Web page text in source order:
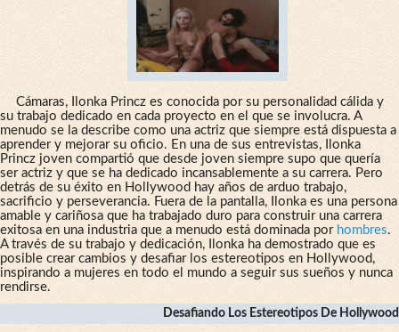
Cámaras, Ilonka Princz es conocida por su personalidad cálida y
su trabajo dedicado en cada proyecto en el que se involucra. A
menudo se la describe como una actriz que siempre está dispuesta a
aprender y mejorar su oficio. En una de sus entrevistas, Ilonka
Princz joven compartió que desde joven siempre supo que quería
ser actriz y que se ha dedicado incansablemente a su carrera. Pero
detrás de su éxito en Hollywood hay años de arduo trabajo,
sacrificio y perseverancia. Fuera de la pantalla, Ilonka es una persona
amable y cariñosa que ha trabajado duro para construir una carrera
exitosa en una industria que a menudo está dominada por hombres.
A través de su trabajo y dedicación, Ilonka ha demostrado que es
posible crear cambios y desafiar los estereotipos en Hollywood,
inspirando a mujeres en todo el mundo a seguir sus sueños y nunca
rendirse.
Desafiando Los Estereotipos De Hollywood